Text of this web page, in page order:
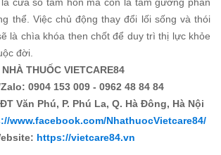
thể. Việc chủ động thay đổi lối sống và thói
là chìa khóa then chốt để duy trì thị lực khỏe
đời.
NHÀ THUỐC VIETCARE84
0904 153 009 - 0962 48 84 84
Văn Phú, P. Phú La, Q. Hà Đông, Hà Nội
www.facebook.com/NhathuocVietcare84/
https://vietcare84.vn